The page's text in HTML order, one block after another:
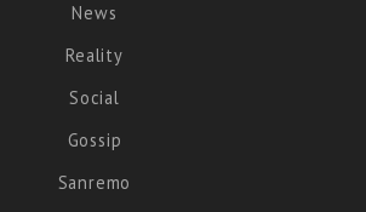
News
Reality
Social
Gossip
Sanremo